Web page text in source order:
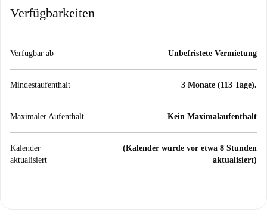
Verfügbarkeiten
Verfügbar ab Unbefristete Vermietung
Mindestaufenthalt 3 Monate (113 Tage).
Maximaler Aufenthalt Kein Maximalaufenthalt
Kalender
aktualisiert
(Kalender wurde vor etwa 8 Stunden
aktualisiert)